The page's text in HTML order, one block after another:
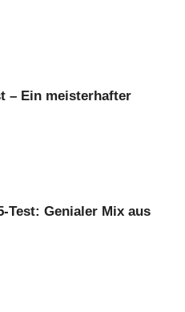
– Ein meisterhafter
Test: Genialer Mix aus